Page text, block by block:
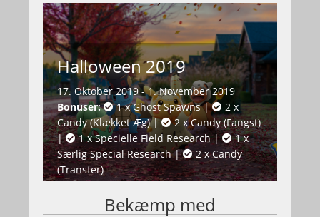
Halloween 2019
17. Oktober 2019 - 1. November 2019
Bonuser:
1 x Ghost Spawns|
2 x
Candy (Klækket Æg)|
2 x Candy (Fangst)
|
1 x Specielle Field Research|
1 x
Særlig Special Research|
2 x Candy
(Transfer)
Bekæmp med